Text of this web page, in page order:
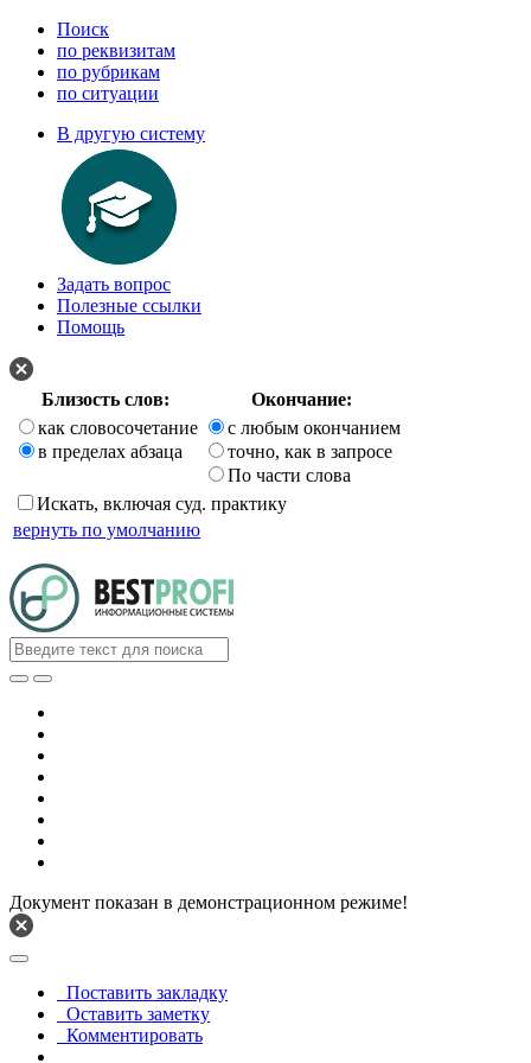
Поиск
по реквизитам
по рубрикам
по ситуации
В другую систему
Задать вопрос
Полезные ссылки
Помощь
Близость слов:
Окончание:
как словосочетание
в пределах абзаца
с любым окончанием
точно, как в запросе
По части слова
Искать, включая суд. практику
вернуть по умолчанию
Документ показан в демонстрационном режиме!
Поставить закладку
Оставить заметку
Комментировать